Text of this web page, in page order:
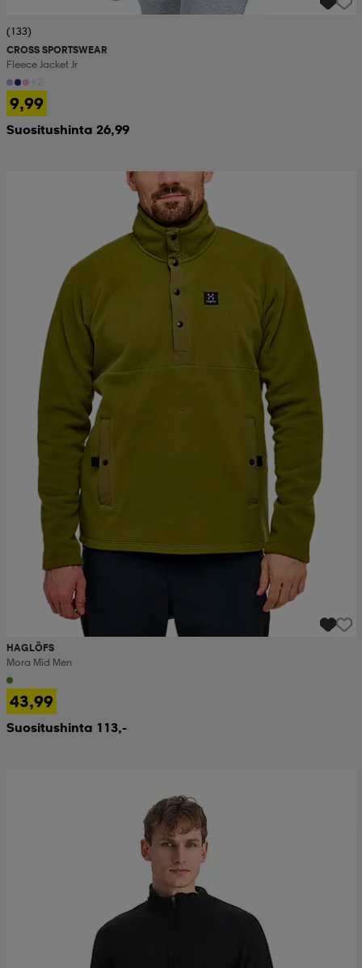
(133)
CROSS SPORTSWEAR
Fleece Jacket Jr
9,99
Suositushinta 26,99
HAGLÖFS
Mora Mid Men
43,99
Suositushinta 113,-